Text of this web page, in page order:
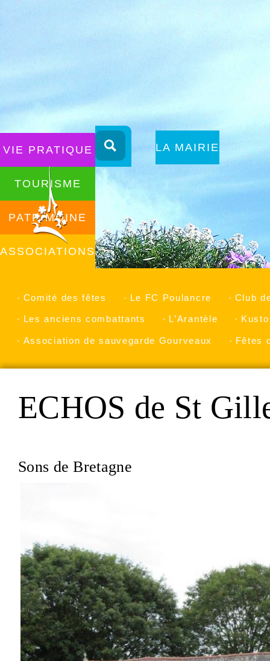
au
contenu
VIE PRATIQUE
TOURISME
PATRIMOINE
ASSOCIATIONS
ALLER AU
CONTENU
LA MAIRIE
Comité des fêtes Le FC Poulancre Club
Les anciens combattants L’Arantèle
Association de sauvegarde Gourveaux Fêtes
ECHOS de St
Sons de Bretagne